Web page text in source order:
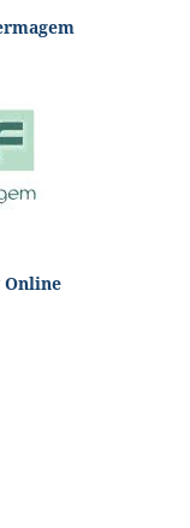
Online